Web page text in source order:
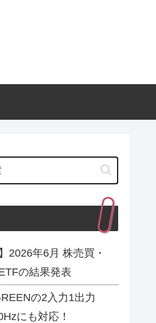
2026年6月 株売買・
の結果発表
の2入力1出力
にも対応！